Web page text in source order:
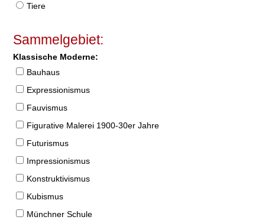
Tiere
Sammelgebiet:
Klassische Moderne:
Bauhaus
Expressionismus
Fauvismus
Figurative Malerei 1900-30er Jahre
Futurismus
Impressionismus
Konstruktivismus
Kubismus
Münchner Schule